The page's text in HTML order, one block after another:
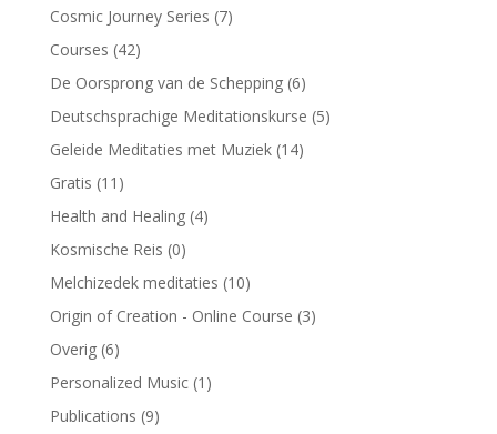
Cosmic Journey Series (7)
Courses (42)
De Oorsprong van de Schepping (6)
Deutschsprachige Meditationskurse (5)
Geleide Meditaties met Muziek (14)
Gratis (11)
Health and Healing (4)
Kosmische Reis (0)
Melchizedek meditaties (10)
Origin of Creation - Online Course (3)
Overig (6)
Personalized Music (1)
Publications (9)